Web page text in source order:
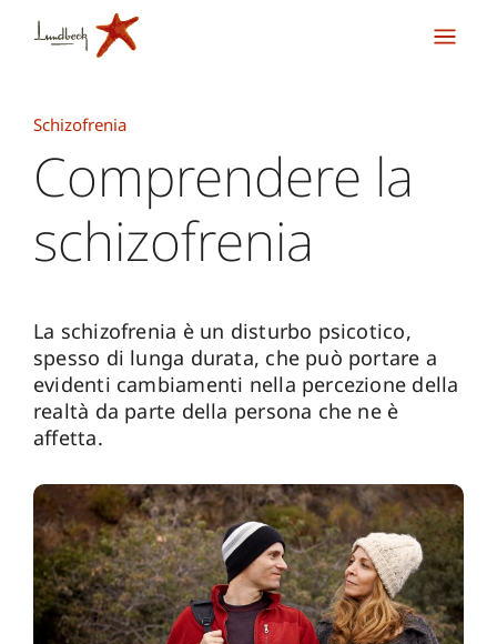
Schizofrenia
Comprendere la
schizofrenia
La schizofrenia è un disturbo psicotico,
spesso di lunga durata, che può portare a
evidenti cambiamenti nella percezione della
realtà da parte della persona che ne è
affetta.